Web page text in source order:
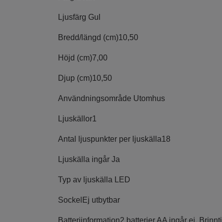
Ljusfärg Gul
Bredd/längd (cm)10,50
Höjd (cm)7,00
Djup (cm)10,50
Användningsområde Utomhus
Ljuskällor1
Antal ljuspunkter per ljuskälla18
Ljuskälla ingår Ja
Typ av ljuskälla LED
Sockel Ej utbytbar
Batteriinformation2 batterier AA ingår ej.